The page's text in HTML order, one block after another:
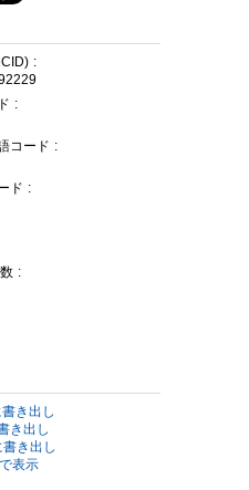
コード
ド
き出し
き出し
き出し
表示